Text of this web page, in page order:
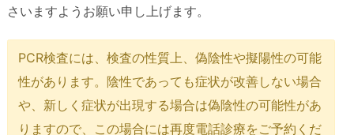
さいますようお願い申し上げます。
PCR検査には、検査の性質上、偽陰性や擬陽性の可能
性があります。陰性であっても症状が改善しない場合
や、新しく症状が出現する場合は偽陰性の可能性があ
りますので、この場合には再度電話診療をご予約くだ